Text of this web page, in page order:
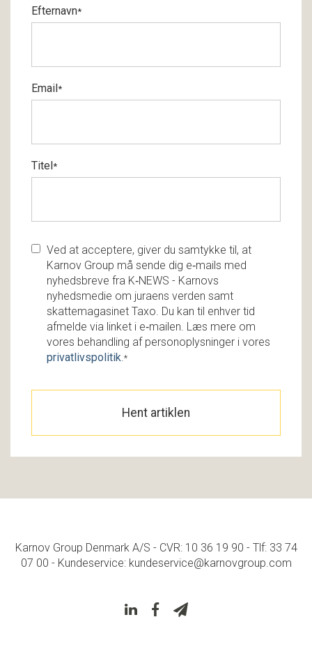
Efternavn*
Email*
Titel*
Ved at acceptere, giver du samtykke til, at
Karnov Group må sende dig e‑mails med
nyhedsbreve fra K‑NEWS - Karnovs
nyhedsmedie om juraens verden samt
skattemagasinet Taxo. Du kan til enhver tid
afmelde via linket i e‑mailen. Læs mere om
vores behandling af personoplysninger i vores
privatlivspolitik.*
Karnov Group Denmark A/S - CVR: 10 36 19 90 - Tlf: 33 74
07 00 - Kundeservice: kundeservice@karnovgroup.com